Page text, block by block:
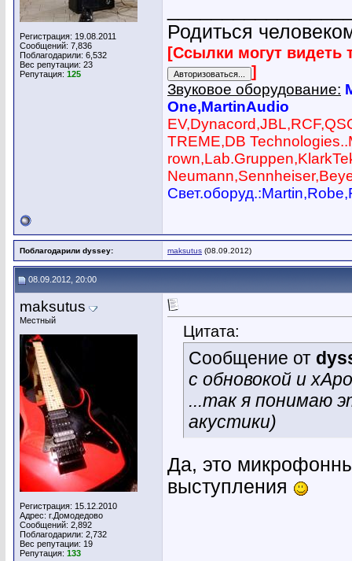
Регистрация: 19.08.2011
Сообщений: 7,836
Поблагодарили: 6,532
Вес репутации: 23
Репутация: 125
Родиться
[Ссылки могут видеть
]
Звуковое оборудование:
One,MartinAudio
TREME,DB
Поблагодарили dyssey: maksutus (08.09.2012)
08.09.2012, 20:00
maksutus
Местный
Регистрация: 15.12.2010
Адрес: г.Домодедово
Сообщений: 2,892
Поблагодарили: 2,732
Вес репутации: 19
Репутация: 133
Цитата:
Сообщение от
с обновокой и
...так я понимаю
акустики)
Да, это
выступления